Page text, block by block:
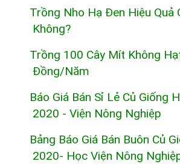
Trồng Nho Hạ Đen Hiệu Quả
Không?
Trồng 100 Cây Mít Không
Đồng/năm
Báo Giá Bán Sỉ Lẻ Củ Giống
2020 - Viện Nông Nghiệp
Bảng Báo Giá Bán Buôn Củ
2020- Học Viện Nông